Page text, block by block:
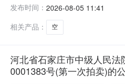
动产权第0001383号，
发布时间： 2026-08-05 11:41
相关产品：
空
河北省石家庄市中级人民
0001383号(第一次拍卖)的